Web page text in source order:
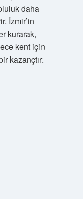
daha
İzmir’in
kurarak,
kent için
kazançtır.